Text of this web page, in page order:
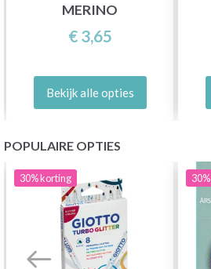
MERINO
€ 3,65
Bekijk alle opties
POPULAIRE OPTIES
30%korting 30%